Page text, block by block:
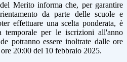
Merito informa che, per garantire
da parte delle scuole e
effettuare una scelta ponderata, è
temporale per le iscrizioni all'anno
potranno essere inoltrate dalle ore
20:00 del 10 febbraio 2025.